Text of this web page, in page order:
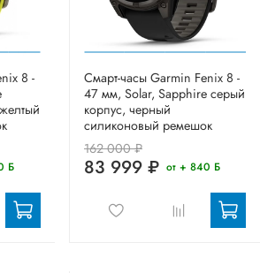
8 -
Б
Смарт-часы Garmin Fenix 8 -
47 мм, Solar, Sapphire серый
корпус, черный
силиконовый ремешок
162 000 ₽
83 999 ₽ от + 840 Б